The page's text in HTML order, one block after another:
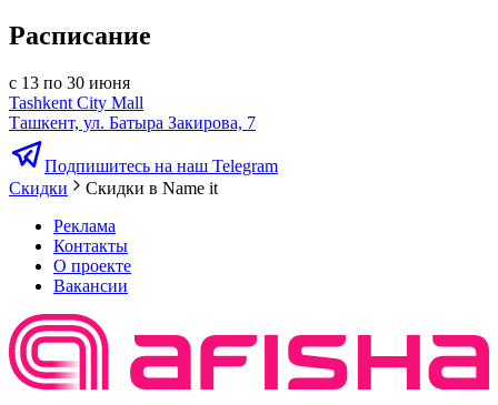
Расписание
с 13 по 30 июня
Tashkent City Mall
Ташкент, ул. Батыра Закирова, 7
Подпишитесь на наш Telegram
Скидки
Скидки в Name it
Реклама
Контакты
О проекте
Вакансии